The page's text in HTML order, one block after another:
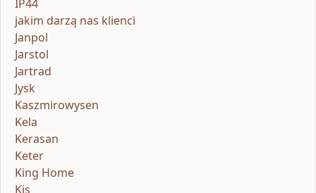
IP44
jakim darzą nas klienci
Janpol
Jarstol
Jartrad
Jysk
Kaszmirowysen
Kela
Kerasan
Keter
King Home
Kis